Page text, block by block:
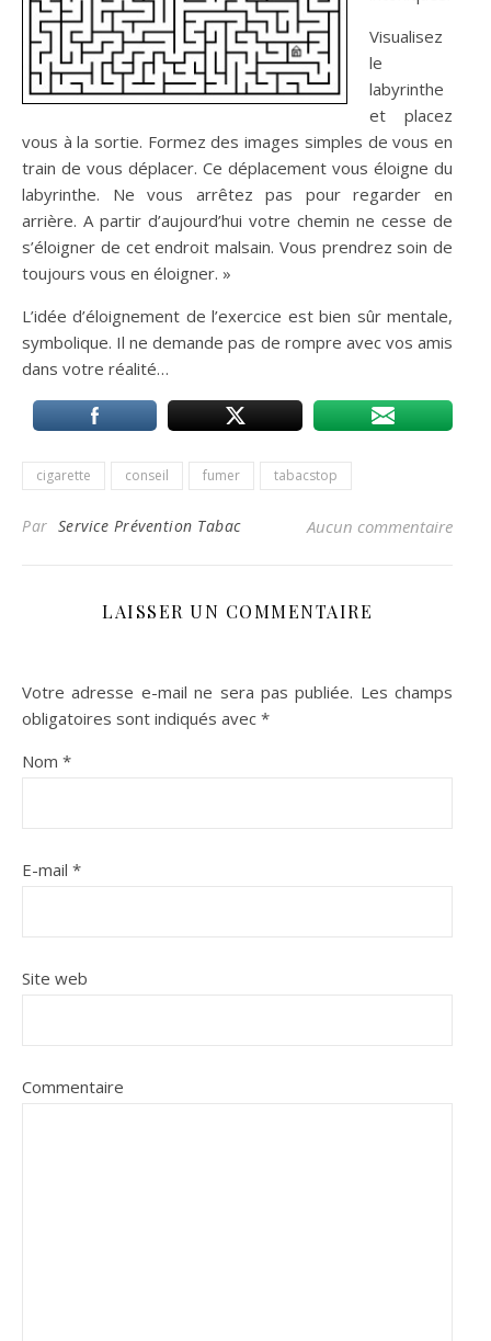
Visualisez
le
labyrinthe
et placez
vous à la sortie. Formez des images simples de vous en
train de vous déplacer. Ce déplacement vous éloigne du
labyrinthe. Ne vous arrêtez pas pour regarder en
arrière. A partir d’aujourd’hui votre chemin ne cesse de
s’éloigner de cet endroit malsain. Vous prendrez soin de
toujours vous en éloigner. »
L’idée d’éloignement de l’exercice est bien sûr mentale,
symbolique. Il ne demande pas de rompre avec vos amis
dans votre réalité…
cigarette conseil fumer tabacstop
Par Service Prévention Tabac Aucun commentaire
LAISSER UN COMMENTAIRE
Votre adresse e-mail ne sera pas publiée. Les champs
obligatoires sont indiqués avec *
Nom *
E-mail *
Site web
Commentaire